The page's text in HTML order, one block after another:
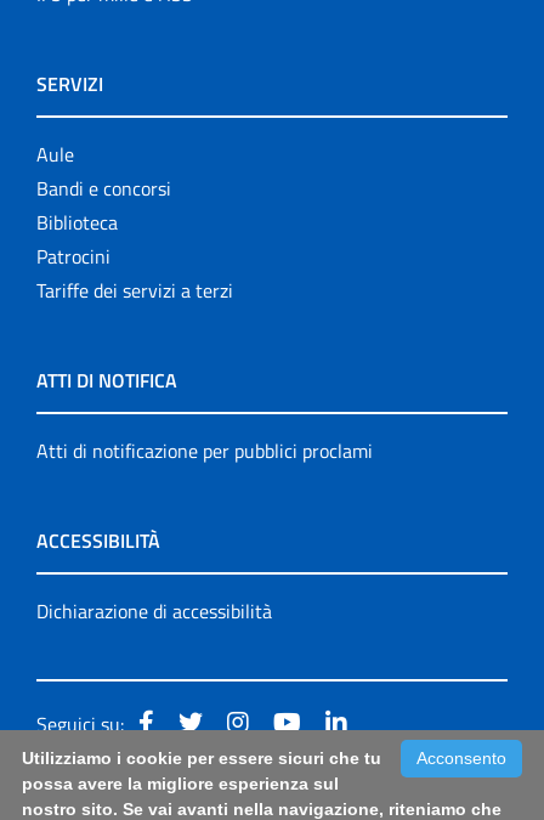
SERVIZI
Aule
Bandi e concorsi
Biblioteca
Patrocini
Tariffe dei servizi a terzi
ATTI DI NOTIFICA
Atti di notificazione per pubblici proclami
ACCESSIBILITÀ
Dichiarazione di accessibilità
Seguici su:
Accessibilità: form di segnalazione di prima istanza per
Acconsento
Utilizziamo i cookie per essere sicuri che tu
possa avere la migliore esperienza sul
nostro sito. Se vai avanti nella navigazione, riteniamo che